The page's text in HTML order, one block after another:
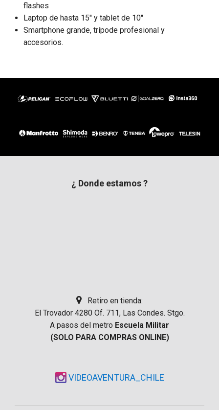
flashes
Laptop de hasta 15'' y tablet de 10''
Smartphone grande, trípode profesional y
accesorios.
¿ Donde estamos ?
Retiro en tienda:
El Trovador 4280 Of. 711, Las Condes. Stgo.
A pasos del metro Escuela Militar
(SOLO PARA COMPRAS ONLINE)
VIDEOAVENTURA_CHILE